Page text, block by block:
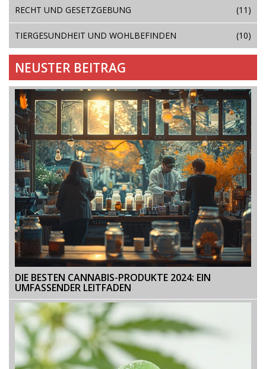
RECHT UND GESETZGEBUNG (11)
TIERGESUNDHEIT UND WOHLBEFINDEN (10)
NEUSTER BEITRAG
DIE BESTEN CANNABIS-PRODUKTE 2024: EIN
UMFASSENDER LEITFADEN